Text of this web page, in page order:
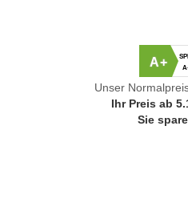
A+
Unser
Ihr Preis ab
Sie